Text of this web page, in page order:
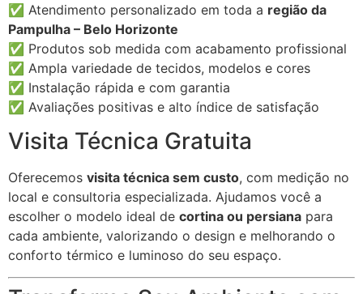
✅ Atendimento personalizado em toda a região da
Pampulha – Belo Horizonte
✅ Produtos sob medida com acabamento profissional
✅ Ampla variedade de tecidos, modelos e cores
✅ Instalação rápida e com garantia
✅ Avaliações positivas e alto índice de satisfação
Visita Técnica Gratuita
Oferecemos visita técnica sem custo, com medição no
local e consultoria especializada. Ajudamos você a
escolher o modelo ideal de cortina ou persiana para
cada ambiente, valorizando o design e melhorando o
conforto térmico e luminoso do seu espaço.